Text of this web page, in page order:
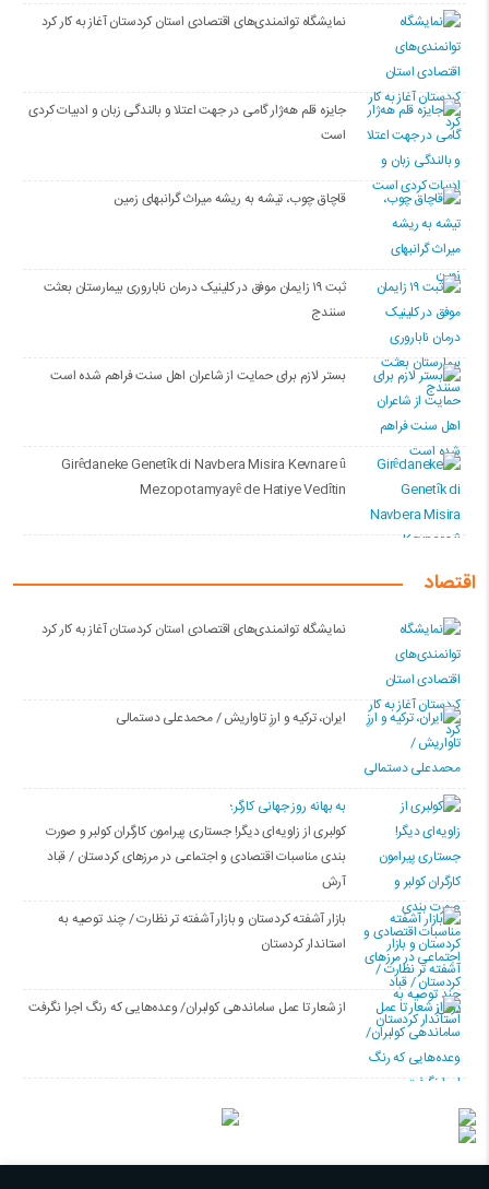
نمایشگاه توانمندی‌های اقتصادی استان کردستان آغاز به کار کرد
جایزه قلم هه‌ژار گامی در جهت اعتلا و بالندگی زبان و ادبیات کردی
است
قاچاق چوب، تیشه به ریشه میراث گرانبهای زمین
ثبت ۱۹ زایمان موفق در کلینیک درمان ناباروری بیمارستان بعثت
سنندج
بستر لازم برای حمایت از شاعران اهل سنت فراهم شده است
Girêdaneke Genetîk di Navbera Misira Kevnare û
Mezopotamyayê de Hatiye Vedîtin
اقتصاد
نمایشگاه توانمندی‌های اقتصادی استان کردستان آغاز به کار کرد
ایران، ترکیه و ارزِ تاواریش / محمدعلی دستمالی
به بهانه روز جهانی کارگر؛
کولبری از زاویه‌ای دیگر! جستاری پیرامون کارگران کولبر و صورت
بندی مناسبات اقتصادی و اجتماعی در مرزهای کردستان / قباد
آرش
بازار آشفته کردستان و بازار آشفته­ تر نظارت / چند توصیه به
استاندار کردستان
از شعار تا عمل ساماندهی کولبران/ وعده‌هایی که رنگ اجرا نگرفت